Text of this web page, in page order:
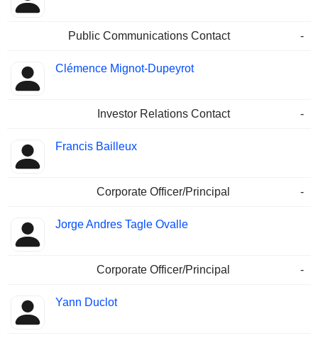
Public Communications Contact -
Clémence Mignot-Dupeyrot
Investor Relations Contact -
Francis Bailleux
Corporate Officer/Principal -
Jorge Andres Tagle Ovalle
Corporate Officer/Principal -
Yann Duclot